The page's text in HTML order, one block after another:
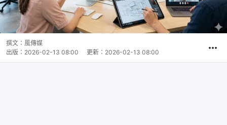
撰文： 風傳媒
出版： 2026-02-13 08:00 更新： 2026-02-13 08:00